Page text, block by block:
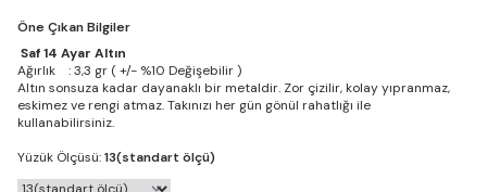
Öne Çıkan Bilgiler
Saf 14 Ayar Altın
Ağırlık : 3,3 gr ( +/- %10 Değişebilir )
Altın sonsuza kadar dayanaklı bir metaldir. Zor çizilir, kolay yıpranmaz,
eskimez ve rengi atmaz. Takınızı her gün gönül rahatlığı ile
kullanabilirsiniz.
Yüzük Ölçüsü:13(standart ölçü)